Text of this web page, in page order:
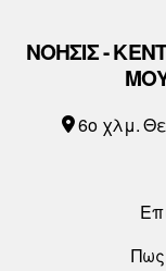
ΝΟΗΣΙΣ -
6o χλμ.